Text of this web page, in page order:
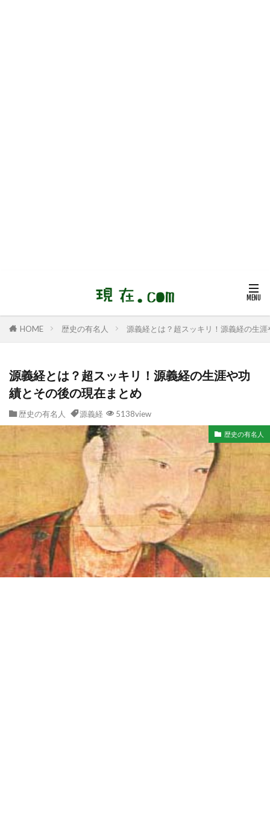
HOME 歴史の有名人 源義経とは？超スッキリ！源義経の生
源義経とは？超スッキリ！源義経の生涯や功
績とその後の現在まとめ
歴史の有名人 源義経 5138view
歴史の有名人